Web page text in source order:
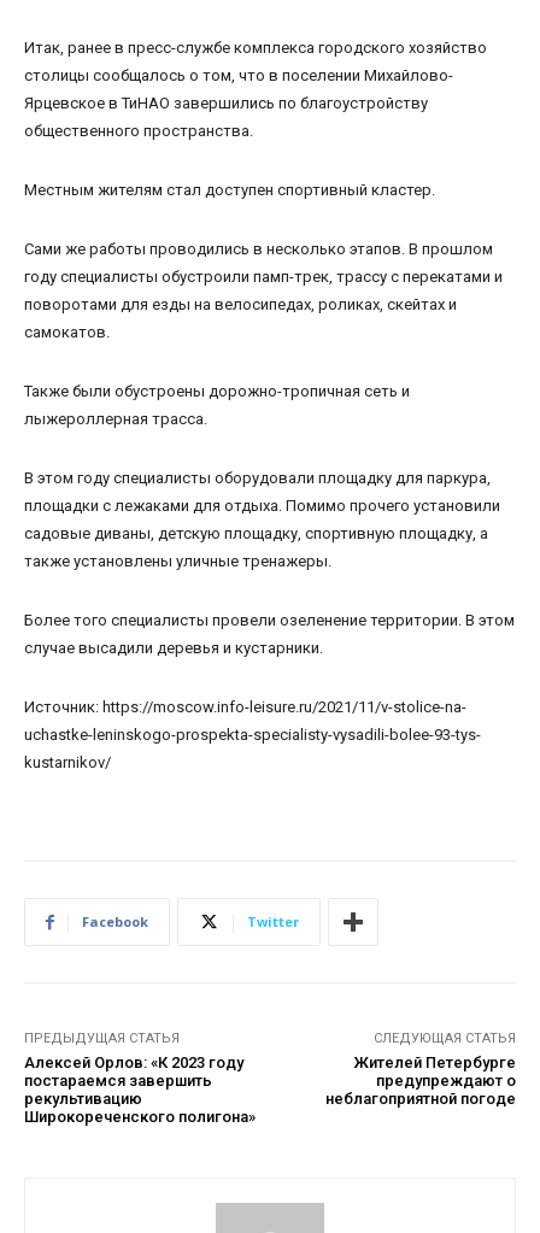
Итак, ранее в пресс-службе комплекса городского хозяйство
столицы сообщалось о том, что в поселении Михайлово-
Ярцевское в ТиНАО завершились по благоустройству
общественного пространства.
Местным жителям стал доступен спортивный кластер.
Сами же работы проводились в несколько этапов. В прошлом
году специалисты обустроили памп-трек, трассу с перекатами и
поворотами для езды на велосипедах, роликах, скейтах и
самокатов.
Также были обустроены дорожно-тропичная сеть и
лыжероллерная трасса.
В этом году специалисты оборудовали площадку для паркура,
площадки с лежаками для отдыха. Помимо прочего установили
садовые диваны, детскую площадку, спортивную площадку, а
также установлены уличные тренажеры.
Более того специалисты провели озеленение территории. В этом
случае высадили деревья и кустарники.
Источник: https://moscow.info-leisure.ru/2021/11/v-stolice-na-
uchastke-leninskogo-prospekta-specialisty-vysadili-bolee-93-tys-
kustarnikov/
Facebook Twitter
ПРЕДЫДУЩАЯ СТАТЬЯ
Алексей Орлов: «К 2023 году
постараемся завершить
рекультивацию
Широкореченского полигона»
СЛЕДУЮЩАЯ СТАТЬЯ
Жителей Петербурге
предупреждают о
неблагоприятной погоде